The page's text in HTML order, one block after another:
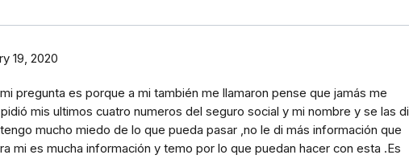
19, 2020
pregunta es porque a mi también me llamaron pense que jamás me
mis ultimos cuatro numeros del seguro social y mi nombre y se las di
mucho miedo de lo que pueda pasar ,no le di más información que
mi es mucha información y temo por lo que puedan hacer con esta .Es